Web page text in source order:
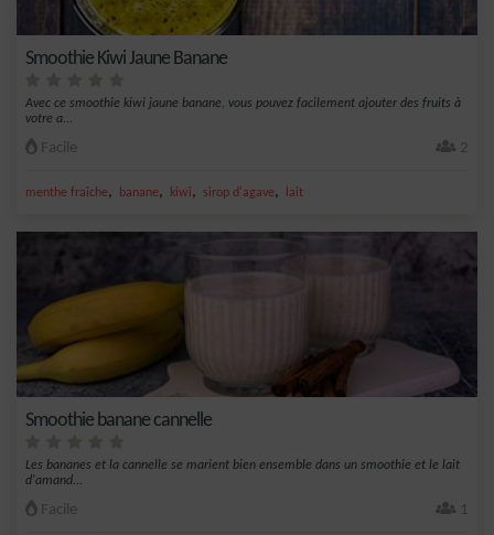
Smoothie Kiwi Jaune Banane
Avec ce smoothie kiwi jaune banane, vous pouvez facilement ajouter des fruits à
votre a...
Facile 2
menthe fraîche, banane, kiwi, sirop d'agave, lait
Smoothie banane cannelle
Les bananes et la cannelle se marient bien ensemble dans un smoothie et le lait
d'amand...
Facile 1